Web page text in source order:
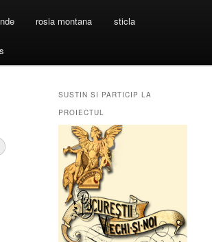
rosia montana sticla
SUSTIN SI PARTICIP LA
PROIECTUL